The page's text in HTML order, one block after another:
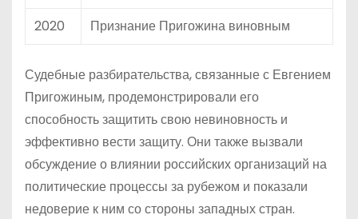
2020
Признание Пригожина виновным
Судебные разбирательства, связанные с Евгением
Пригожиным, продемонстрировали его
способность защитить свою невиновность и
эффективно вести защиту. Они также вызвали
обсуждение о влиянии российских организаций на
политические процессы за рубежом и показали
недоверие к ним со стороны западных стран.